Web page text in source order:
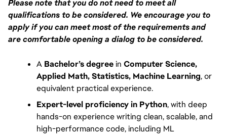
Please note that you do not need to meet all
qualifications to be considered. We encourage you to
apply if you can meet most of the requirements and
are comfortable opening a dialog to be considered.
A Bachelor’s degree in Computer Science,
Applied Math, Statistics, Machine Learning, or
equivalent practical experience.
Expert-level proficiency in Python, with deep
hands-on experience writing clean, scalable, and
high-performance code, including ML